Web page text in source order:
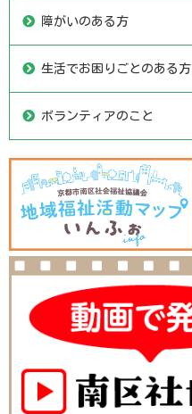
障がいのある方
生活でお困りごとのある方
ボランティアのこと